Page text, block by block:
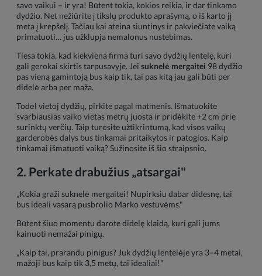
savo vaikui – ir yra! Būtent tokia, kokios reikia, ir dar tinkamo
dydžio. Net nežiūrite į tikslų produkto aprašymą, o iš karto jį
meta į krepšelį. Tačiau kai ateina siuntinys ir pakviečiate vaiką
primatuoti… jus užklupja nemalonus nustebimas.
Tiesa tokia, kad kiekviena firma turi savo dydžių lentelę, kuri
gali gerokai skirtis tarpusavyje. Jei suknelė mergaitei 98 dydžio
pas vieną gamintoją bus kaip tik, tai pas kitą jau gali būti per
didelė arba per maža.
Todėl vietoj dydžių, pirkite pagal matmenis. Išmatuokite
svarbiausias vaiko vietas metrų juosta ir pridėkite +2 cm prie
surinktų verčių. Taip turėsite užtikrintumą, kad visos vaikų
garderobės dalys bus tinkamai pritaikytos ir patogios. Kaip
tinkamai išmatuoti vaiką? Sužinosite iš šio straipsnio.
2. Perkate drabužius „atsargai"
„Kokia graži suknelė mergaitei! Nupirksiu dabar didesnę, tai
bus ideali vasarą pusbrolio Marko vestuvėms."
Būtent šiuo momentu darote didelę klaidą, kuri gali jums
kainuoti nemažai pinigų.
„Kaip tai, prarandu pinigus? Juk dydžių lentelėje yra 3–4 metai,
mažoji bus kaip tik 3,5 metų, tai idealiai!"